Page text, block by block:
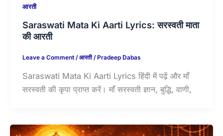
आरती
Saraswati Mata Ki Aarti Lyrics: सरस्वती माता
की आरती
Leave a Comment /आरती/ Pradeep Dabas
Saraswati Mata Ki Aarti Lyrics हिंदी में पढ़ें और माँ
सरस्वती की कृपा प्राप्त करें। माँ सरस्वती ज्ञान, बुद्धि, वाणी,